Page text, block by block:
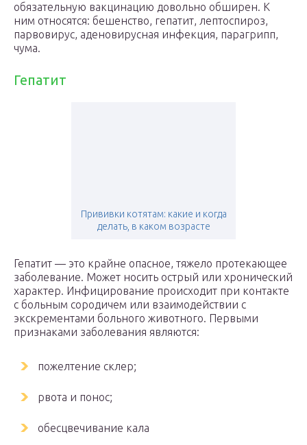
обязательную вакцинацию довольно обширен. К
ним относятся: бешенство, гепатит, лептоспироз,
парвовирус, аденовирусная инфекция, парагрипп,
чума.
Гепатит
Прививки котятам: какие и когда
делать, в каком возрасте
Гепатит — это крайне опасное, тяжело протекающее
заболевание. Может носить острый или хронический
характер. Инфицирование происходит при контакте
с больным сородичем или взаимодействии с
экскрементами больного животного. Первыми
признаками заболевания являются:
пожелтение склер;
рвота и понос;
обесцвечивание кала